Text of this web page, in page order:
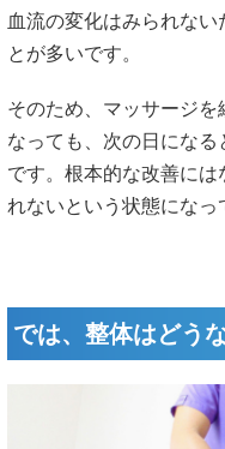
血流の変化はみられな
とが多いです。
そのため、マッサージを
なっても、次の日にな
です。根本的な改善に
れないという状態になっ
では、整体はどう